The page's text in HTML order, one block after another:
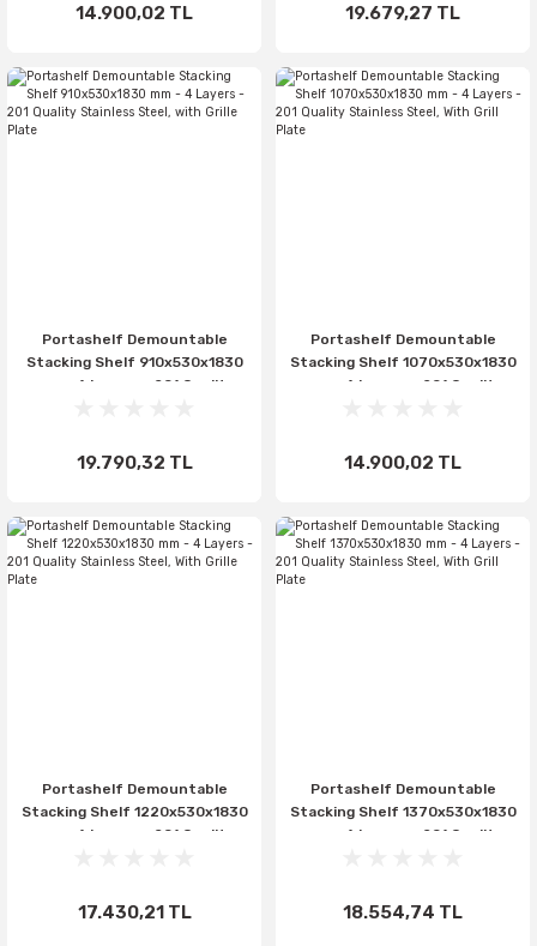
14.900,02 TL 19.679,27 TL
Portashelf Demountable
Stacking Shelf 910x530x1830
mm - 4 Layers - 201 Quality
19.790,32 TL
Portashelf Demountable
Stacking Shelf 1070x530x1830
mm - 4 Layers - 201 Quality
14.900,02 TL
Portashelf Demountable
Stacking Shelf 1220x530x1830
mm - 4 Layers - 201 Quality
17.430,21 TL
Portashelf Demountable
Stacking Shelf 1370x530x1830
mm - 4 Layers - 201 Quality
18.554,74 TL